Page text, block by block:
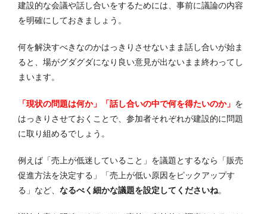
建設的な会議や話し合いをするためには、事前に議論の内容
を明確にしておきましょう。
何を解決すべきなのかはっきりさせないまま話し合いが始ま
ると、場がグダグダになり良い意見が出ないまま終わってし
まいます。
「現状の問題は何か」「話し合いの中で何を得たいのか」 を
はっきりさせておくことで、参加者それぞれが建設的に問題
に取り組めるでしょう。
例えば「売上が低迷していること」を議題とするなら「販売
促進方法を決定する」「売上が低い原因をピックアップす
る」など、 なるべく細かな議題を設定してくださいね。